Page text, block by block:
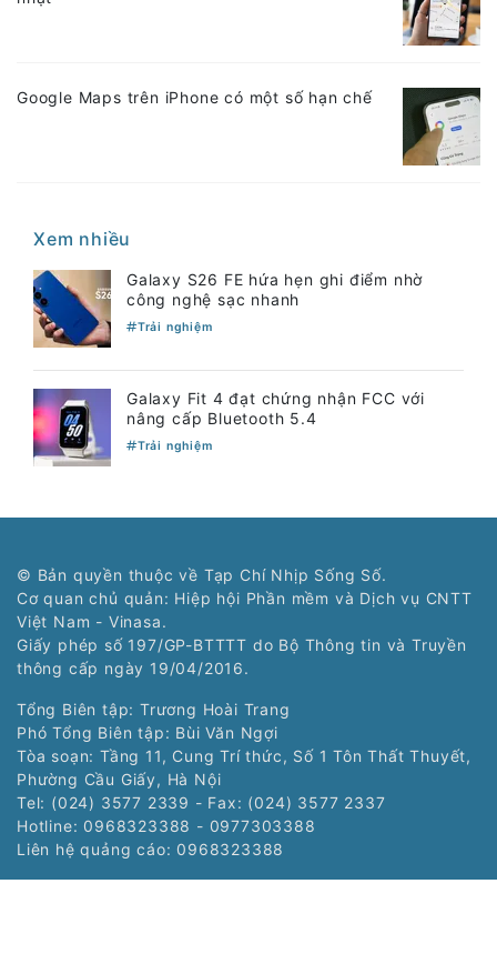
Google Maps trên iPhone có một số hạn chế
Xem nhiều
Galaxy S26 FE hứa hẹn ghi điểm nhờ
công nghệ sạc nhanh
Trải nghiệm
Galaxy Fit 4 đạt chứng nhận FCC với
nâng cấp Bluetooth 5.4
Trải nghiệm
© Bản quyền thuộc về Tạp Chí Nhịp Sống Số.
Cơ quan chủ quản: Hiệp hội Phần mềm và Dịch vụ CNTT
Việt Nam - Vinasa.
Giấy phép số 197/GP-BTTTT do Bộ Thông tin và Truyền
thông cấp ngày 19/04/2016.
Tổng Biên tập: Trương Hoài Trang
Phó Tổng Biên tập: Bùi Văn Ngợi
Tòa soạn: Tầng 11, Cung Trí thức, Số 1 Tôn Thất Thuyết,
Phường Cầu Giấy, Hà Nội
Tel: (024) 3577 2339 - Fax: (024) 3577 2337
Hotline: 0968323388 - 0977303388
Liên hệ quảng cáo: 0968323388